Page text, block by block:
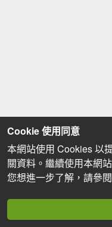
Cookie 使用同意
本網站使用 Cookies 以
關資料。繼續使用本網
您想進一步了解，請參閱